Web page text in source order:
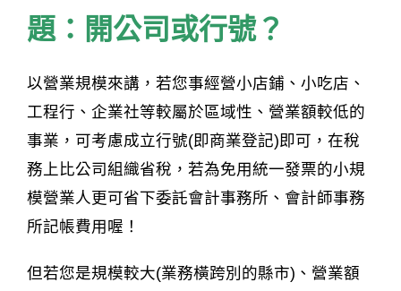
題：開公司或行號？
以營業規模來講，若您事經營小店鋪、小吃店、
工程行、企業社等較屬於區域性、營業額較低的
事業，可考慮成立行號(即商業登記)即可，在稅
務上比公司組織省稅，若為免用統一發票的小規
模營業人更可省下委託會計事務所、會計師事務
所記帳費用喔！
但若您是規模較大(業務橫跨別的縣市)、營業額